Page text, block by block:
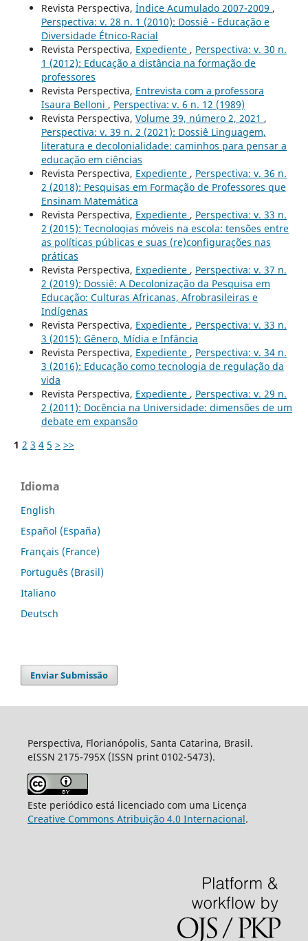
Revista Perspectiva, Índice Acumulado 2007-2009 ,
Perspectiva: v. 28 n. 1 (2010): Dossiê - Educação e
Diversidade Étnico-Racial
Revista Perspectiva, Expediente , Perspectiva: v. 30 n.
1 (2012): Educação a distância na formação de
professores
Revista Perspectiva, Entrevista com a professora
Isaura Belloni , Perspectiva: v. 6 n. 12 (1989)
Revista Perspectiva, Volume 39, número 2, 2021 ,
Perspectiva: v. 39 n. 2 (2021): Dossiê Linguagem,
literatura e decolonialidade: caminhos para pensar a
educação em ciências
Revista Perspectiva, Expediente , Perspectiva: v. 36 n.
2 (2018): Pesquisas em Formação de Professores que
Ensinam Matemática
Revista Perspectiva, Expediente , Perspectiva: v. 33 n.
2 (2015): Tecnologias móveis na escola: tensões entre
as políticas públicas e suas (re)configurações nas
práticas
Revista Perspectiva, Expediente , Perspectiva: v. 37 n.
2 (2019): Dossiê: A Decolonização da Pesquisa em
Educação: Culturas Africanas, Afrobrasileiras e
Indígenas
Revista Perspectiva, Expediente , Perspectiva: v. 33 n.
3 (2015): Gênero, Mídia e Infância
Revista Perspectiva, Expediente , Perspectiva: v. 34 n.
3 (2016): Educação como tecnologia de regulação da
vida
Revista Perspectiva, Expediente , Perspectiva: v. 29 n.
2 (2011): Docência na Universidade: dimensões de um
debate em expansão
1 2 3 4 5 > >>
Idioma
English
Español (España)
Français (France)
Português (Brasil)
Italiano
Deutsch
Enviar Submissão
Perspectiva, Florianópolis, Santa Catarina, Brasil.
eISSN 2175-795X (ISSN print 0102-5473).
Este periódico está licenciado com uma Licença
Creative Commons Atribuição 4.0 Internacional.